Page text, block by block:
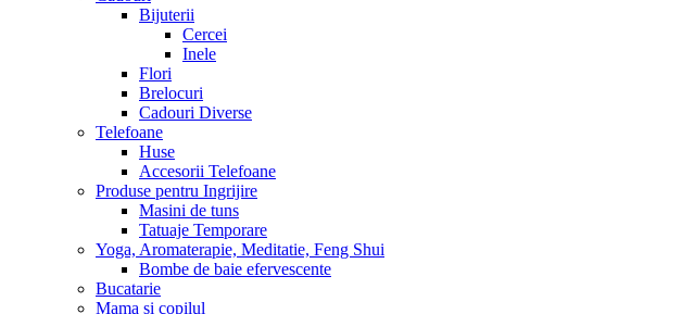
Bijuterii
Cercei
Inele
Flori
Brelocuri
Cadouri Diverse
Telefoane
Huse
Accesorii Telefoane
Produse pentru Ingrijire
Masini de tuns
Tatuaje Temporare
Yoga, Aromaterapie, Meditatie, Feng Shui
Bombe de baie efervescente
Bucatarie
Mama si copilul